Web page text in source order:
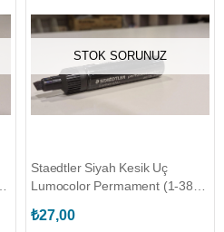
STOK SORUNUZ
Staedtler Siyah Kesik Uç
Lumocolor Permament (1-385-
₺27,00